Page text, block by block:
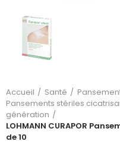
Accueil Santé
Pansements stériles
génération
LOHMANN CURAPOR
de 10